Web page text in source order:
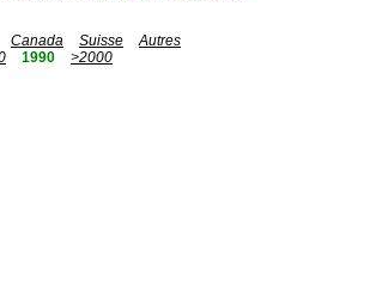
Canada Suisse
Autres
1990
>2000